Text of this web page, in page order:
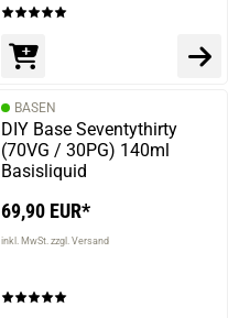
BASEN
DIY Base Seventythirty
(70VG / 30PG) 140ml
Basisliquid
69,90 EUR*
inkl. MwSt. zzgl. Versand